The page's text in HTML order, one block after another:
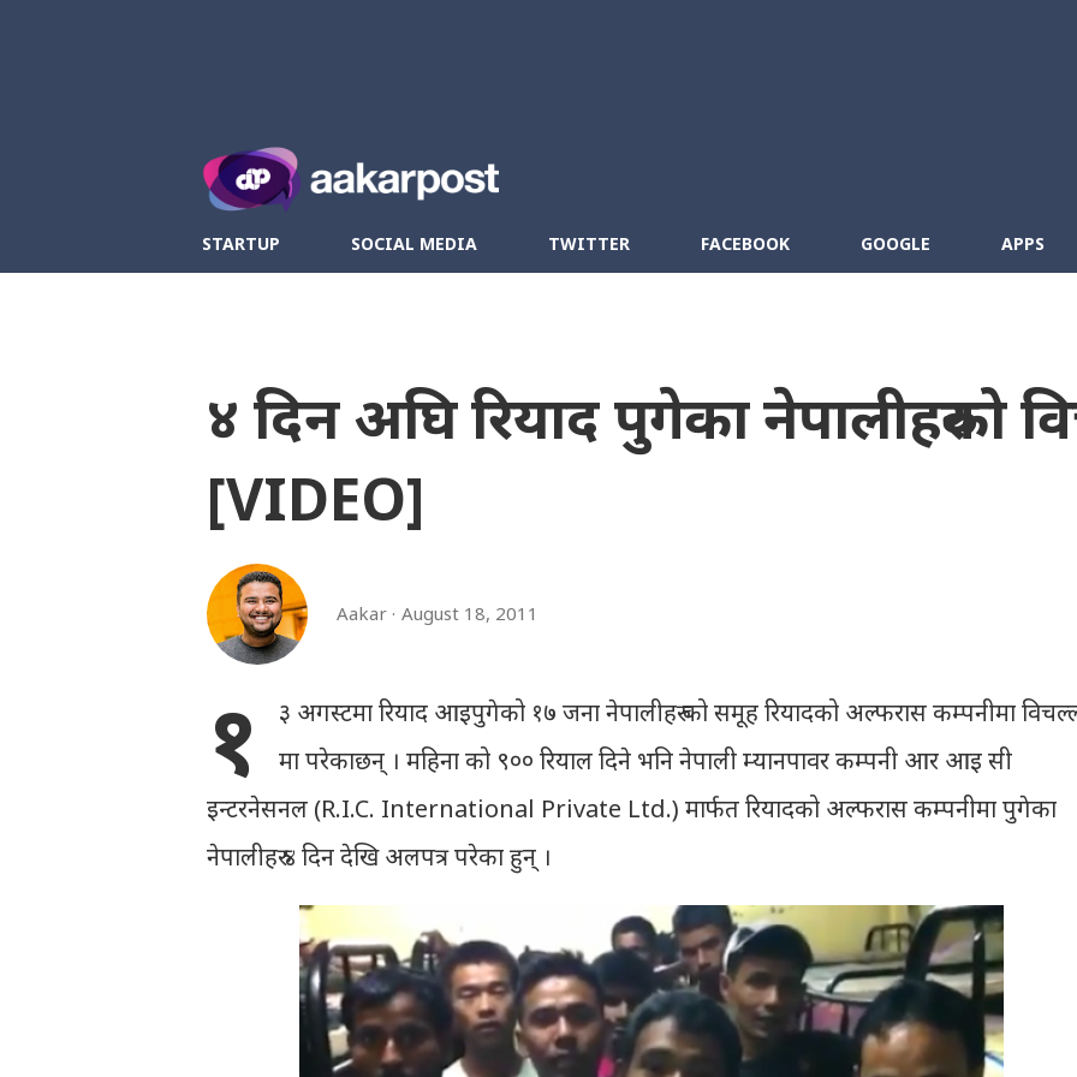
STARTUP SOCIAL MEDIA TWITTER FACEBOOK GOOGLE APPS
४ दिन अघि रियाद पुगेका नेपालीहरुको
[VIDEO]
Aakar August 18, 2011
१
३ अगस्टमा रियाद आइपुगेको १७ जना नेपालीहरु को समूह रियादको अल्फरास कम्पनीमा
मा परेकाछन् । महिना को ९०० रियाल दिने भनि नेपाली म्यानपावर कम्पनी आर आइ सी
इन्टरनेसनल (R.I.C. International Private Ltd.) मार्फत रियादको अल्फरास कम्पनीमा पुगेका
नेपालीहरु ४ दिन देखि अलपत्र परेका हुन् ।